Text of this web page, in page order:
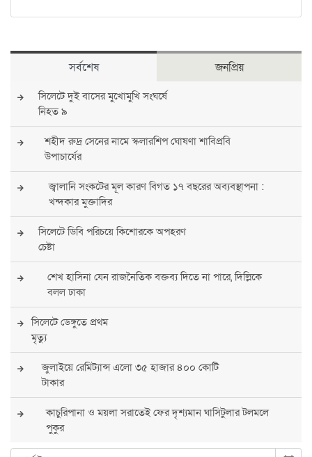
সর্বশেষ জনপ্রিয়
সিলেটে দুই বাসের মুখোমুখি সংঘর্ষে
নিহত ৯
শহীদ রুদ্র সেনের নামে স্কলারশিপ ঘোষণা শাবিপ্রবি
উপাচার্যের
জ্বালানি সংকটের মূল কারণ বিগত ১৭ বছরের অব্যবস্থাপনা :
খন্দকার মুক্তাদির
সিলেটে ডিবি পরিচয়ে কিশোরকে অপহরণ
চেষ্টা
শেখ হাসিনা যেন রাজনৈতিক বক্তব্য দিতে না পারে, দিল্লিকে
বলল ঢাকা
সিলেটে ডেঙ্গুতে প্রথম
মৃত্যু
জুলাইয়ে রেমিট্যান্স এলো ৩৫ হাজার ৪০০ কোটি
টাকার
কাচুরিপানা ও ময়লা সরাতেই ফের দৃশ্যমান ঘাসিটুলার টলমলে
পুকুর